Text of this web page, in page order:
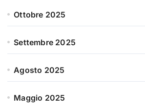
Ottobre 2025
Settembre 2025
Agosto 2025
Maggio 2025